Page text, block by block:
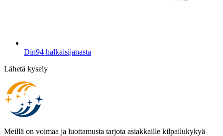
Din94 halkaisijanasta
Lähetä kysely
Meillä on voimaa ja luottamusta tarjota asiakkaille kilpailukykyä